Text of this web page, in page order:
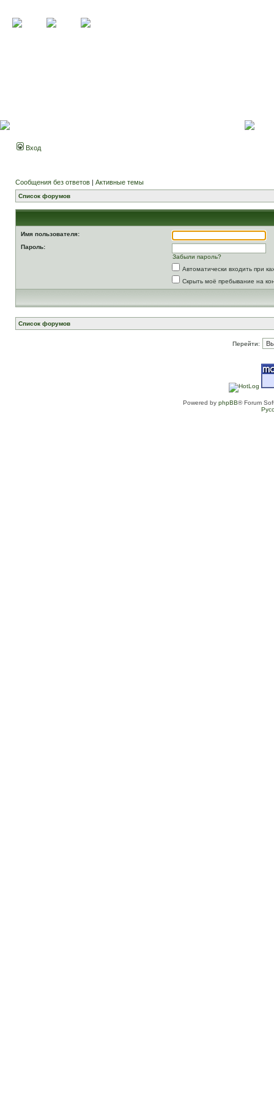
Вход
Сообщения без ответов | Активные темы
Список форумов
Имя пользователя:
Пароль:
Забыли пароль?
Автоматически входить при
Скрыть моё пребывание на
Список форумов
Перейти:
Powered by phpBB® Forum